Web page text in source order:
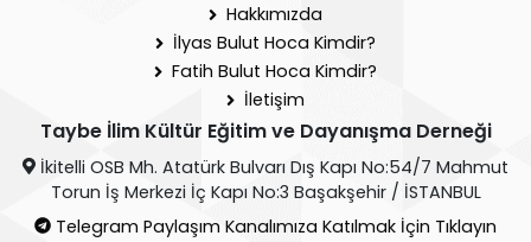
Hakkımızda
İlyas Bulut Hoca Kimdir?
Fatih Bulut Hoca Kimdir?
İletişim
Taybe İlim Kültür Eğitim ve Dayanışma Derneği
İkitelli OSB Mh. Atatürk Bulvarı Dış Kapı No:54/7 Mahmut
Torun İş Merkezi İç Kapı No:3 Başakşehir / İSTANBUL
Telegram Paylaşım Kanalımıza Katılmak İçin Tıklayın